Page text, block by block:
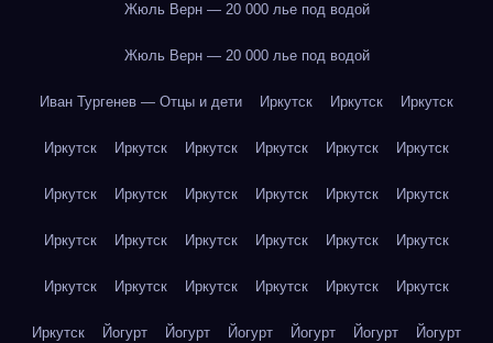
Жюль Верн — 20 000 лье под водой
Жюль Верн — 20 000 лье под водой
Иван Тургенев — Отцы и дети Иркутск Иркутск Иркутск
Иркутск Иркутск Иркутск Иркутск Иркутск Иркутск
Иркутск Иркутск Иркутск Иркутск Иркутск Иркутск
Иркутск Иркутск Иркутск Иркутск Иркутск Иркутск
Иркутск Иркутск Иркутск Иркутск Иркутск Иркутск
Иркутск Йогурт Йогурт Йогурт Йогурт Йогурт Йогурт